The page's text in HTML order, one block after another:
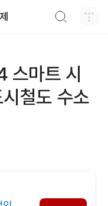
스마트 시
철도 수소